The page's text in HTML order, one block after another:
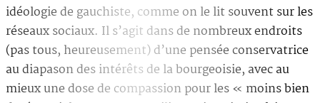
idéologie de gauchiste, comme on le lit souvent sur les
réseaux sociaux. Il s’agit dans de nombreux endroits
(pas tous, heureusement) d’une pensée conservatrice
au diapason des intérêts de la bourgeoisie, avec au
mieux une dose de compassion pour les « moins bien